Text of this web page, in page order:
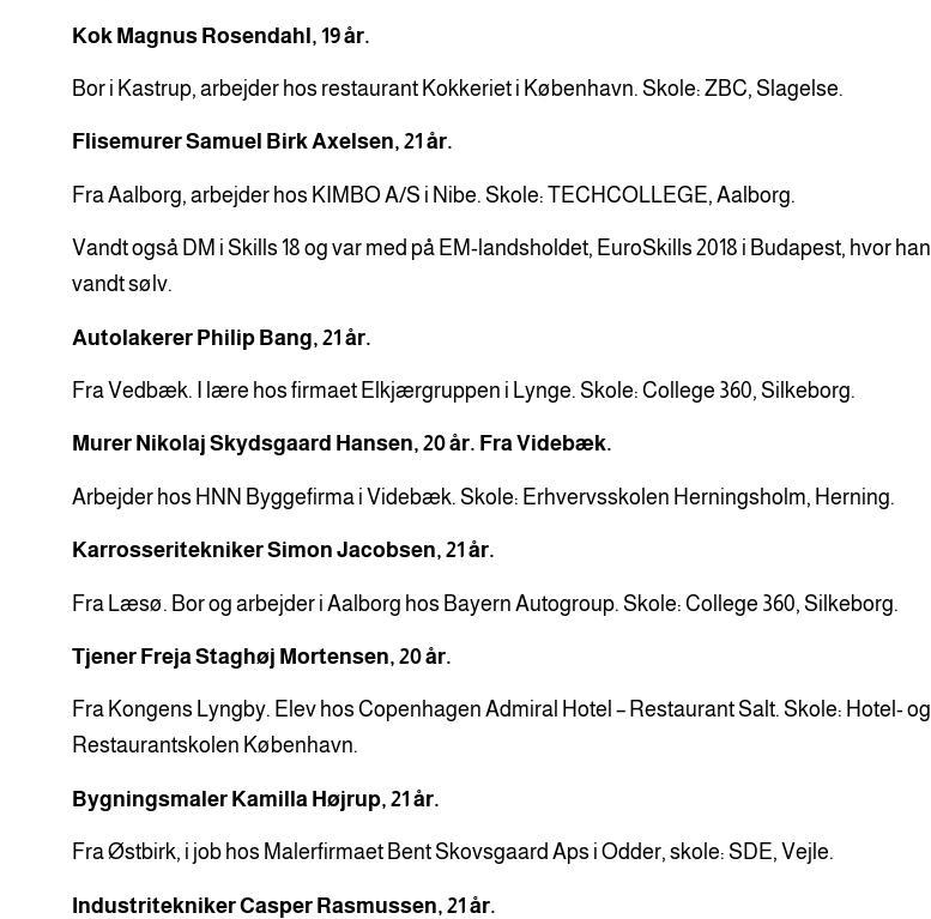
Kok Magnus Rosendahl, 19 år.
Bor i Kastrup, arbejder hos restaurant Kokkeriet i København. Skole: ZBC, Slagelse.
Flisemurer Samuel Birk Axelsen, 21 år.
Fra Aalborg, arbejder hos KIMBO A/S i Nibe. Skole: TECHCOLLEGE, Aalborg.
Vandt også DM i Skills 18 og var med på EM-landsholdet, EuroSkills 2018 i Budapest, hvor han
vandt sølv.
Autolakerer Philip Bang, 21 år.
Fra Vedbæk. I lære hos firmaet Elkjærgruppen i Lynge. Skole: College 360, Silkeborg.
Murer Nikolaj Skydsgaard Hansen, 20 år. Fra Videbæk.
Arbejder hos HNN Byggefirma i Videbæk. Skole: Erhvervsskolen Herningsholm, Herning.
Karrosseritekniker Simon Jacobsen, 21 år.
Fra Læsø. Bor og arbejder i Aalborg hos Bayern Autogroup. Skole: College 360, Silkeborg.
Tjener Freja Staghøj Mortensen, 20 år.
Fra Kongens Lyngby. Elev hos Copenhagen Admiral Hotel – Restaurant Salt. Skole: Hotel- og
Restaurantskolen København.
Bygningsmaler Kamilla Højrup, 21 år.
Fra Østbirk, i job hos Malerfirmaet Bent Skovsgaard Aps i Odder, skole: SDE, Vejle.
Industritekniker Casper Rasmussen, 21 år.